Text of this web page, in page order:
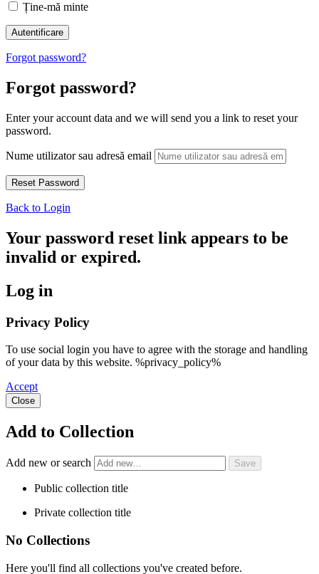
Ține-mă minte
Forgot password?
Forgot password?
Enter your account data and we will send you a link to reset your
password.
Nume utilizator sau adresă email
Back to Login
Your password reset link appears to be
invalid or expired.
Log in
Privacy Policy
To use social login you have to agree with the storage and handling
of your data by this website. %privacy_policy%
Accept
Close
Add to Collection
Add new or search
Public collection title
Private collection title
No Collections
Here you'll find all collections you've created before.